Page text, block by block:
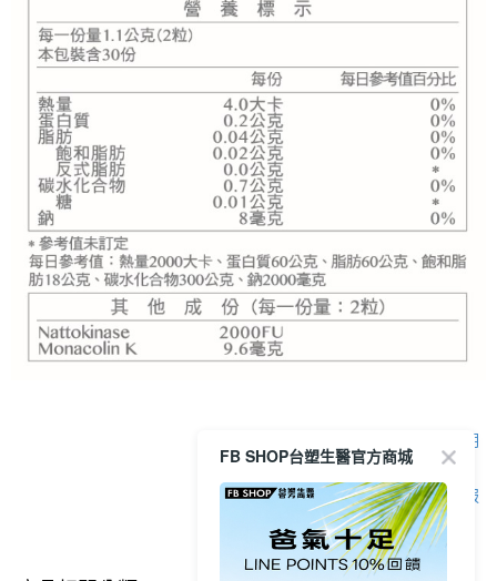
顯示電腦版詳細說明
客服
FB SHOP台塑生醫官方商城